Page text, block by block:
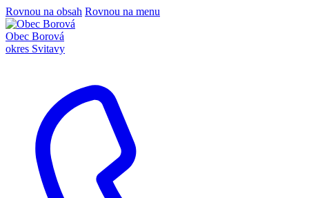
Rovnou na obsah Rovnou na menu
Obec Borová
okres Svitavy